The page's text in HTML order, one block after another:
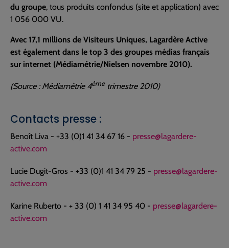
du groupe, tous produits confondus (site et application) avec
1 056 000 VU.
Avec 17,1 millions de Visiteurs Uniques, Lagardère Active
est également dans le top 3 des groupes médias français
sur internet (Médiamétrie/Nielsen novembre 2010).
(Source : Médiamétrie 4èmetrimestre 2010)
Contacts presse :
Benoît Liva - +33 (0)1 41 34 67 16 - presse@lagardere-
active.com
Lucie Dugit-Gros - +33 (0)1 41 34 79 25 - presse@lagardere-
active.com
Karine Ruberto - + 33 (0) 1 41 34 95 40 - presse@lagardere-
active.com